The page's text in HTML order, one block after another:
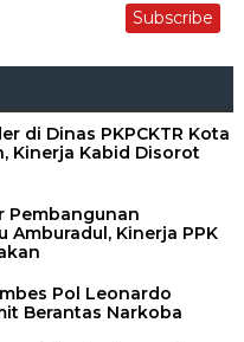
Subscribe
di Dinas PKPCKTR Kota
Kinerja Kabid Disorot
Pembangunan
Amburadul, Kinerja PPK
Pol Leonardo
Berantas Narkoba